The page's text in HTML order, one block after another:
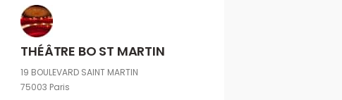
THÉÂTRE BO ST MARTIN
19 BOULEVARD SAINT MARTIN
75003 Paris